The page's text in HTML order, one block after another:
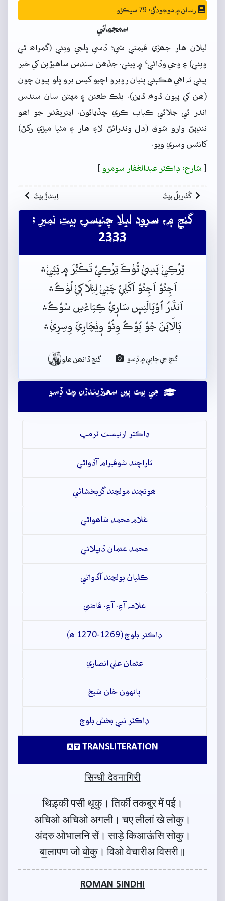
رسالن ۾ موجودگي: 79 سيڪڙو
سمجهاڻي
ليلان هار جھڙي قيمتي شيءِ ڏسي ڀلجي ويئي (گمراھ ٿي
ويئي) ۽ وڃي وڏائيءَ ۾ پيئي. جڏهن سندس ساهيڙين کي خبر
پيئي تہ اهي هڪٻئي پٺيان روبرو اچيو کيس برو ڀلو پيون چون
(هن کي پيون ڏوھ ڏين). بلڪ طعنن ۽ مهڻن سان سندس
اندر ئي جلائي ڪباب ڪري ڇڏيائون. ايتريقدر جو اهو
ننڍپڻ وارو شوق (دل وندرائڻ لاءِ هار ۽ مڻيا ميڙي رکڻ)
کانئس وسري ويو.
[ شارح: ڊاڪٽر عبدالغفار سومرو ]
گُذريلُ بيتُ اِيندڙُ بيتُ
گنج ۾، سرود ليلا چنيسر، بيت نمبر :
2333
ٿِرْڪِيْ پَسِيْ ٿُوْڪَ تِرْڪِيْ تَڪَبُّرَ م﮼ پَئِيْ﮶
اَچِئُوْ اَچِئُوْ اَکَلِيْ چَئٖيْ لِيْلَا کٖيْ لُوْڪُ﮶
اَندَّرُ اُوْڀَالَنِس﮼ سَارٖيْ ڪِيَاءُسِ سُوْڪُ﮶
ٻَالَاپَنَ جُوْ ٻُوْڪُ وِئُوْ وٖيْچَارِيَ وِسِرِيْ﮶
گنج جي ڇاپي ۾ ڏِسو گنج ڏانھن ھلو
ھِي بيت ٻين سھيڙيندڙن وٽ ڏِسو
ڊاڪٽر ارنيسٽ ٽرمپ
تاراچند شوقيرام آڏواڻي
ھوتچند مولچند گربخشاڻي
غلام محمد شاھواڻي
محمد عثمان ڏيپلائي
ڪلياڻ بولچند آڏواڻي
علامہ آءِ. آءِ. قاضي
ڊاڪٽر بلوچ (1269-1270 ھ)
عثمان علي انصاري
ٻانهون خان شيخ
ڊاڪٽر نبي بخش بلوچ
TRANSLITERATION
सिन्धी देवनागिरी
थिड़्की पसी थूकु। तिर्की तकबुर में पई।
अचिओ अचिओ अगली। चए लीलां खे लोकु।
अंदरु ओभालनि सें। साड़े किआऊंसि सोकु।
बा॒लापण जो बो॒कु। विओ वेचारीअ विसरी॥
ROMAN SINDHI